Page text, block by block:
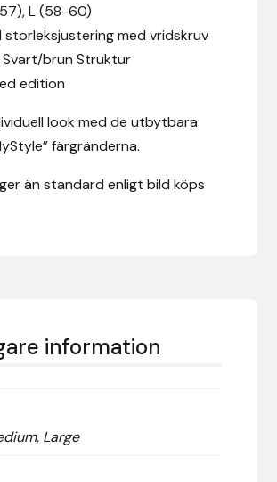
L (58-60)
storleksjustering med vridskruv
Svart/brun Struktur
edition
look med de utbytbara
färgränderna.
än standard enligt bild köps
information
Large